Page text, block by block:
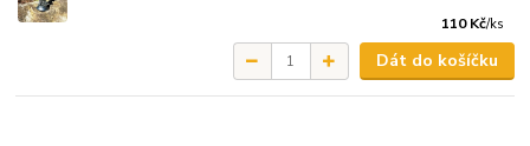
110 Kč/ks
Dát do košíčku